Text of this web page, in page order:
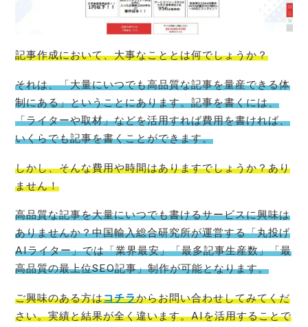
記事作成において、大事なこととは何でしょうか？
それは、「大量にいつでも高品質な記事を量産できる体
制にある」ということにあります。記事を書くには、
「ライターや取材」などを活用すれば費用を書ければ、
いくらでも記事を書くことができます。
しかし、そんな費用や時間はありますでしょうか？あり
ません！
高品質な記事を大量にいつでも書けるサービスに興味は
ありませんか？中国輸入総合研究所が運営する「丸投げ
AIライター」では「業界最安」「最多記事生産数」「最
高品質の最上位SEO記事」制作が可能となります。
ご興味のある方はコチラからお問い合わせしてみてくだ
さい。実績と結果が全く違います。AIを活用することで